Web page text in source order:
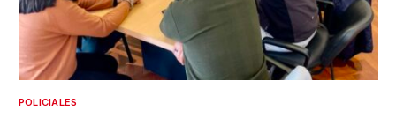
POLICIALES